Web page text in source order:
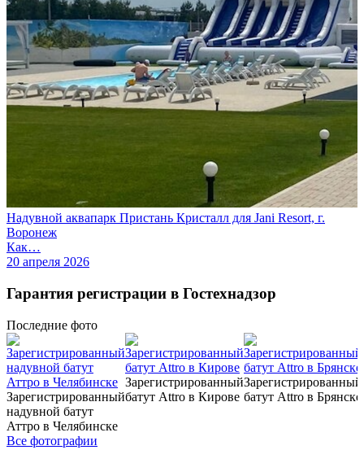
Надувной аквапарк Пристань Кристалл для Jani Resort, г.
Воронеж
Как…
20 апреля 2026
Гарантия регистрации в Гостехнадзор
Последние фото
Зарегистрированный
надувной батут
Аттро в Челябинске
Зарегистрированный
батут Attro в Кирове
Зарегистрированный
батут Attro в Брянске
Все фотографии